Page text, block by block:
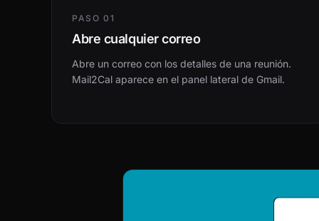
PASO 01
Abre cualquier correo
Abre un correo con los detalles de una reunión.
Mail2Cal aparece en el panel lateral de Gmail.